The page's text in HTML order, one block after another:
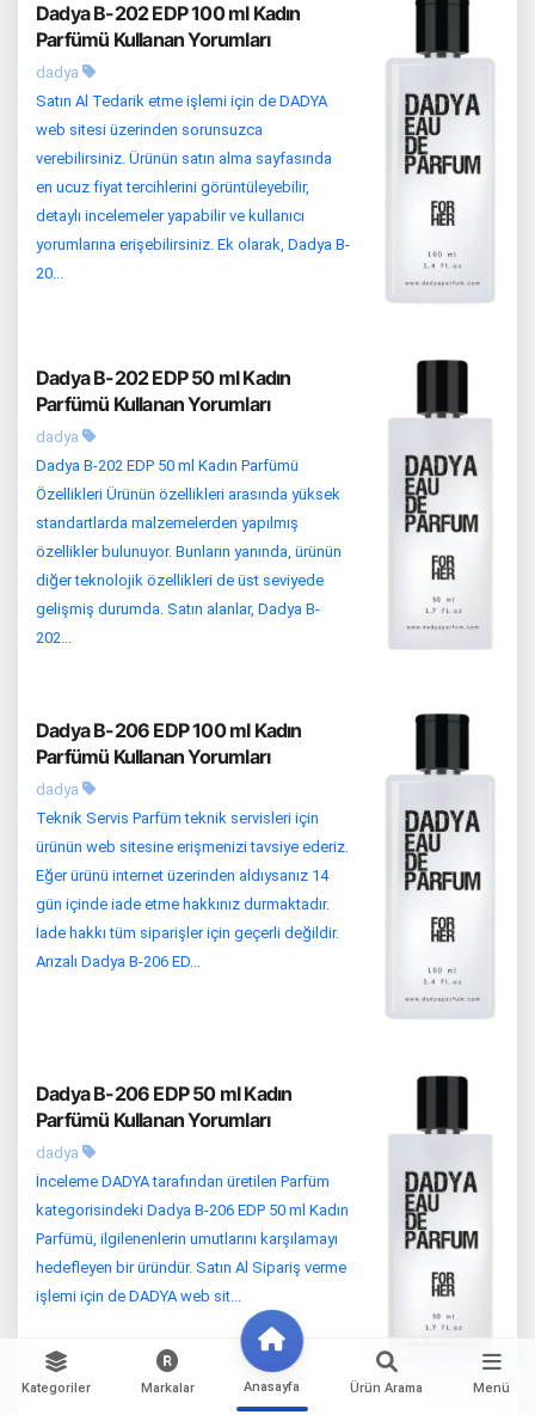
Kategoriler Markalar Anasayfa Ürün Arama Menü
Dadya B-202 EDP 100 ml Kadın
Parfümü Kullanan Yorumları
dadya
Satın Al Tedarik etme işlemi için de DADYA
web sitesi üzerinden sorunsuzca
verebilirsiniz. Ürünün satın alma sayfasında
en ucuz fiyat tercihlerini görüntüleyebilir,
detaylı incelemeler yapabilir ve kullanıcı
yorumlarına erişebilirsiniz. Ek olarak, Dadya B-
20...
Dadya B-202 EDP 50 ml Kadın
Parfümü Kullanan Yorumları
dadya
Dadya B-202 EDP 50 ml Kadın Parfümü
Özellikleri Ürünün özellikleri arasında yüksek
standartlarda malzemelerden yapılmış
özellikler bulunuyor. Bunların yanında, ürünün
diğer teknolojik özellikleri de üst seviyede
gelişmiş durumda. Satın alanlar, Dadya B-
202...
Dadya B-206 EDP 100 ml Kadın
Parfümü Kullanan Yorumları
dadya
Teknik Servis Parfüm teknik servisleri için
ürünün web sitesine erişmenizi tavsiye ederiz.
Eğer ürünü internet üzerinden aldıysanız 14
gün içinde iade etme hakkınız durmaktadır.
İade hakkı tüm siparişler için geçerli değildir.
Arızalı Dadya B-206 ED...
Dadya B-206 EDP 50 ml Kadın
Parfümü Kullanan Yorumları
dadya
İnceleme DADYA tarafından üretilen Parfüm
kategorisindeki Dadya B-206 EDP 50 ml Kadın
Parfümü, ilgilenenlerin umutlarını karşılamayı
hedefleyen bir üründür. Satın Al Sipariş verme
işlemi için de DADYA web sit...